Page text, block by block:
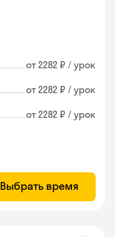
от 2282 ₽ / урок
от 2282 ₽ / урок
от 2282 ₽ / урок
Выбрать время